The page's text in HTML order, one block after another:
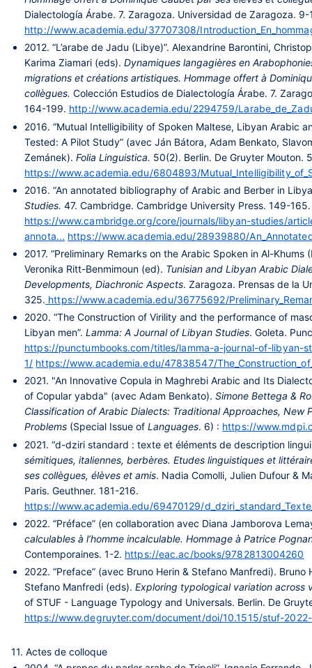
Dialectología Árabe. 7. Zaragoza. Universidad de Zaragoza. 9-
http://www.academia.edu/37707308/
2012.“L’arabe de Jadu (Libye)”. Alexandrine Barontini,
Karima Ziamari (eds).Dynamiques langagières en
migrations et créations artistiques. Hommage offert à
collègues.Colección Estudios de Dialectología Árabe. 7.
164-199. http://www.academia.edu/2294759/
2016. “Mutual Intelligibility of Spoken Maltese, Libyan Arabic
Tested: A Pilot Study” (avec Ján Bátora, Adam Benkato,
Zemánek).Folia Linguistica. 50(2). Berlin. De Gruyter Mouton.
https://www.academia.edu/6804893/
2016.“An annotated bibliography of Arabic and Berber in
Studies. 47. Cambridge. Cambridge University Press. 149-165.
https://www.cambridge.org/core/journals/libyan-studies/
annota... https://www.academia.edu/28939880/
2017. “Preliminary Remarks on the Arabic Spoken in Al-Khums
Veronika Ritt-Benmimoun (ed). Tunisian and Libyan Arabic
Developments, Diachronic Aspects. Zaragoza. Prensas de la
325. https://www.academia.edu/36775692/
2020.“The Construction of Virility and the performance of
Libyan men”.Lamma: A Journal of Libyan Studies. Goleta.
https://punctumbooks.com/titles/lamma-a-journal-of-libyan-
1/ https://www.academia.edu/47838547/
2021. "An Innovative Copula in Maghrebi Arabic and Its
of Copular yabda" (avec Adam Benkato).Simone Bettega &
Classification of Arabic Dialects: Traditional Approaches, New
Problems (Special Issue ofLanguages. 6) : https://
2021. “d-dziri standard : texte et éléments de description
sémitiques, italiennes, berbères. Etudes linguistiques et
ses collègues, élèves et amis. Nadia Comolli, Julien Dufour &
Paris. Geuthner. 181-216.
https://www.academia.edu/69470129/
2022. “Préface” (en collaboration avec Diana Jamborova
calculables à l’homme incalculable. Hommage à Patrice
Contemporaines. 1-2. https://eac.ac/books/9782813004260
2022.“Preface” (avec Bruno Herin & Stefano Manfredi). Bruno
Stefano Manfredi (eds).Exploring typological variation across
of STUF - Language Typology and Universals. Berlin. De
https://www.degruyter.com/document/doi/10.1515/stuf-
11. Actes de colloque